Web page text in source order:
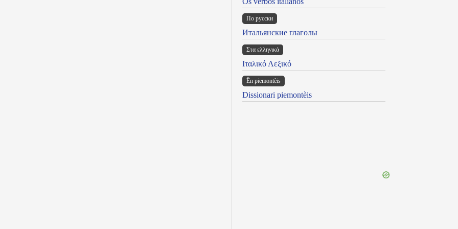
По русски
Итальянские глаголы
Στα ελληνικά
Ιταλικό Λεξικό
Ën piemontèis
Dissionari piemontèis